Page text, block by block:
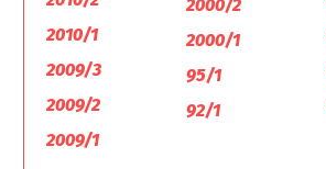
2010/1
2009/3
2009/2
2009/1
2000/2
2000/1
95/1
92/1